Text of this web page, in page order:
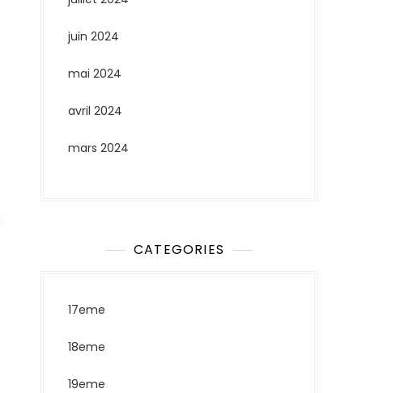
juin 2024
mai 2024
avril 2024
mars 2024
CATEGORIES
17eme
18eme
19eme